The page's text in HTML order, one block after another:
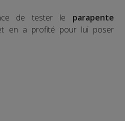
de tester le parapente
en a profité pour lui poser